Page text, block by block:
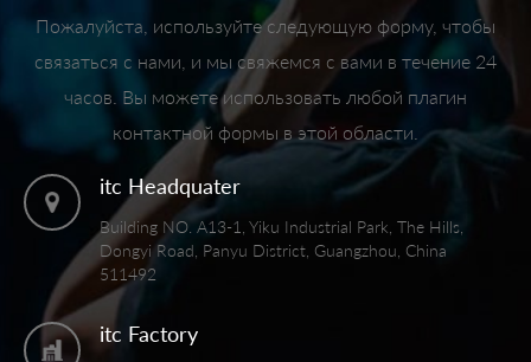
Пожалуйста, используйте следующую форму, чтобы
связаться с нами, и мы свяжемся с вами в течение 24
часов. Вы можете использовать любой плагин
контактной формы в этой области.
itc Headquater
Building NO. A13-1, Yiku Industrial Park, The Hills,
Dongyi Road, Panyu District, Guangzhou, China
511492
itc Factory